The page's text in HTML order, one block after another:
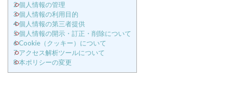
2個人情報の管理
3個人情報の利用目的
4個人情報の第三者提供
5個人情報の開示・訂正・削除について
6Cookie（クッキー）について
7アクセス解析ツールについて
8本ポリシーの変更